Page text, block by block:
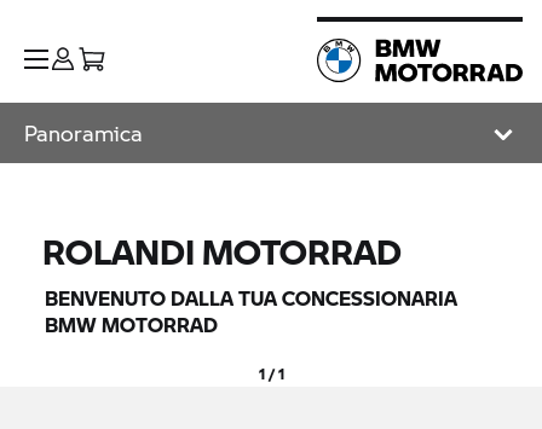
Panoramica
ROLANDI MOTORRAD
BENVENUTO DALLA TUA CONCESSIONARIA
BMW MOTORRAD
1 / 1